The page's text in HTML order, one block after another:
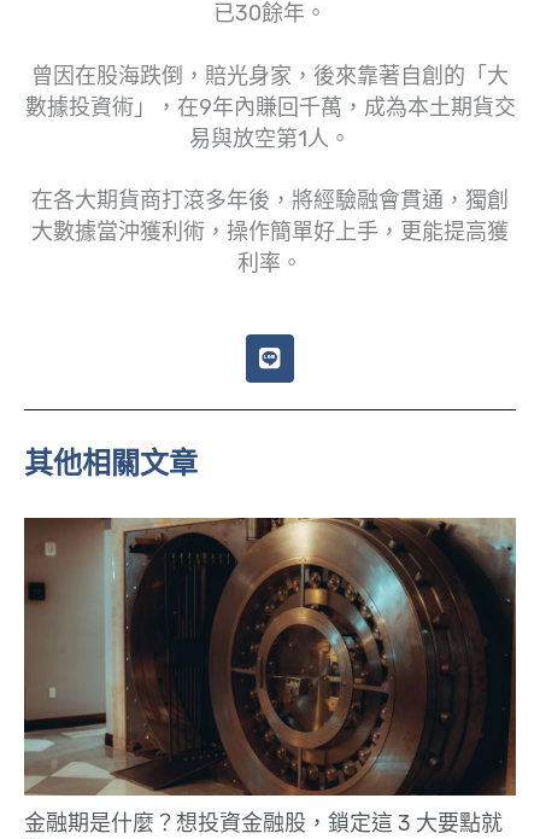
已30餘年。
曾因在股海跌倒，賠光身家，後來靠著自創的「大
數據投資術」，在9年內賺回千萬，成為本土期貨交
易與放空第1人。
在各大期貨商打滾多年後，將經驗融會貫通，獨創
大數據當沖獲利術，操作簡單好上手，更能提高獲
利率。
L
i
e
其他相關文章
金融期是什麼？想投資金融股，鎖定這 3 大要點就